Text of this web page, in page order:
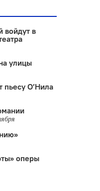
войдут в
улицы
пьесу О’Нила
оперы